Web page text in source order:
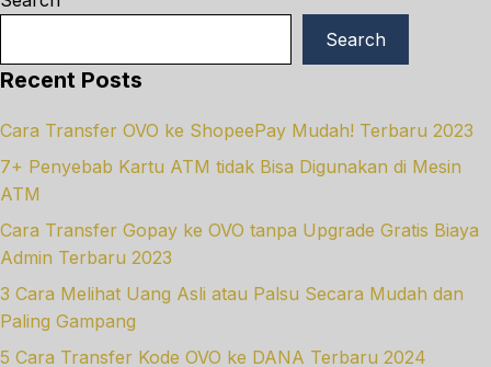
Search
Recent Posts
Cara Transfer OVO ke ShopeePay Mudah! Terbaru 2023
7+ Penyebab Kartu ATM tidak Bisa Digunakan di Mesin
ATM
Cara Transfer Gopay ke OVO tanpa Upgrade Gratis Biaya
Admin Terbaru 2023
3 Cara Melihat Uang Asli atau Palsu Secara Mudah dan
Paling Gampang
5 Cara Transfer Kode OVO ke DANA Terbaru 2024